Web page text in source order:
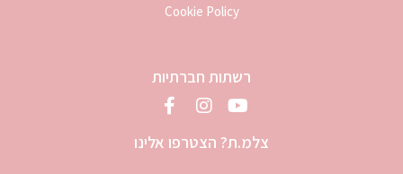
Cookie Policy
רשתות חברתיות
צלמ.ת? הצטרפו אלינו